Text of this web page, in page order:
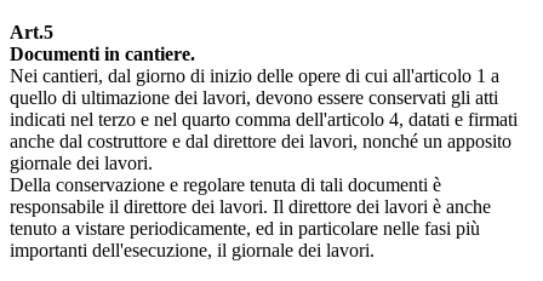
Art.5
Documenti in cantiere.
Nei cantieri, dal giorno di inizio delle opere di cui all'articolo 1 a
quello di ultimazione dei lavori, devono essere conservati gli atti
indicati nel terzo e nel quarto comma dell'articolo 4, datati e firmati
anche dal costruttore e dal direttore dei lavori, nonché un apposito
giornale dei lavori.
Della conservazione e regolare tenuta di tali documenti è
responsabile il direttore dei lavori. Il direttore dei lavori è anche
tenuto a vistare periodicamente, ed in particolare nelle fasi più
importanti dell'esecuzione, il giornale dei lavori.